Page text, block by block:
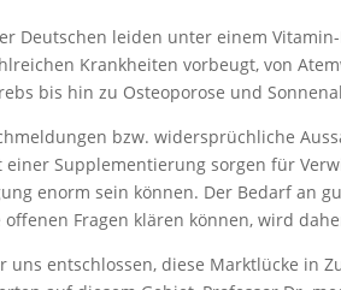
Deutschen leiden unter einem
Krankheiten vorbeugt, von
bis hin zu Osteoporose und
bzw. widersprüchliche
Supplementierung sorgen für
enorm sein können. Der Bedarf an
Fragen klären können, wird
uns entschlossen, diese Marktlücke in